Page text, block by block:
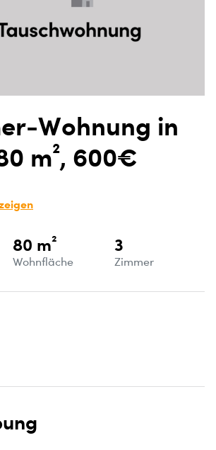
Wohnung in
m², 600€
80 m²
Wohnfläche
3
Zimmer